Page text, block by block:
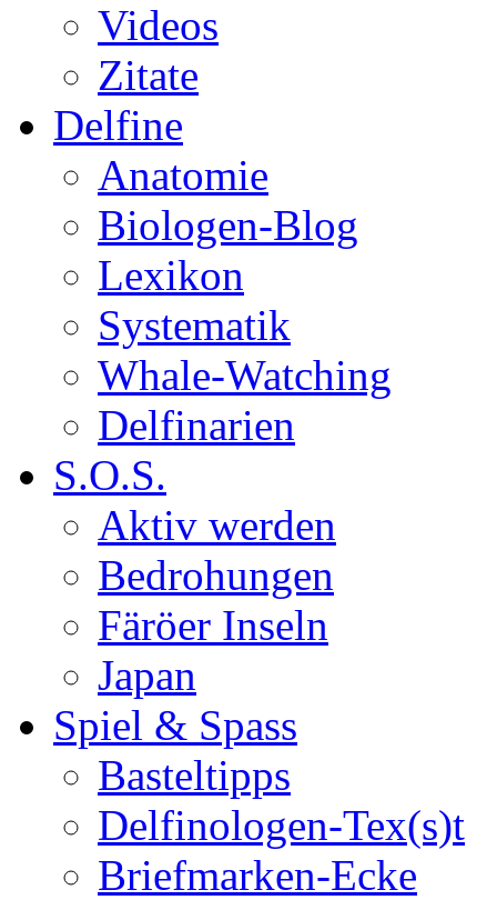
Videos
Zitate
Delfine
Anatomie
Biologen-Blog
Lexikon
Systematik
Whale-Watching
Delfinarien
S.O.S.
Aktiv werden
Bedrohungen
Färöer Inseln
Japan
Spiel & Spass
Basteltipps
Delfinologen-Tex(s)t
Briefmarken-Ecke